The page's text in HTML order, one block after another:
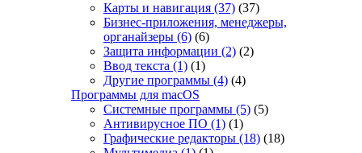
Карты и навигация (37) (37)
Бизнес-приложения, менеджеры,
органайзеры (6) (6)
Защита информации (2) (2)
Ввод текста (1) (1)
Другие программы (4) (4)
Программы для macOS
Системные программы (5) (5)
Антивирусное ПО (1) (1)
Графические редакторы (18) (18)